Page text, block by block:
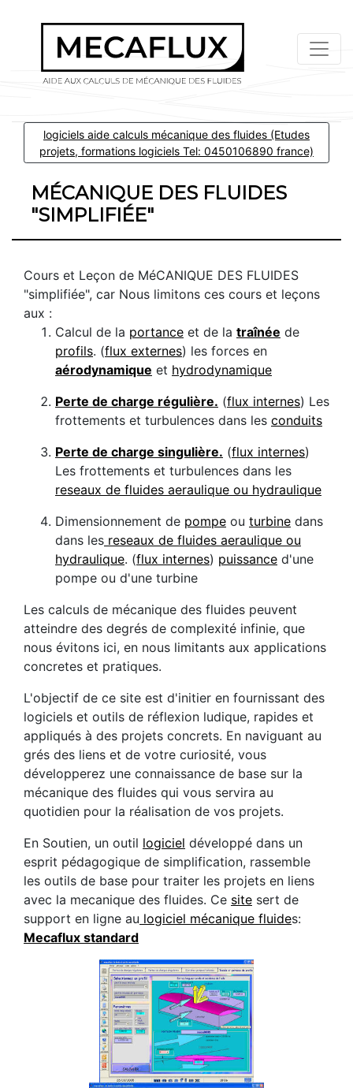
logiciels aide calculs mécanique des fluides (Etudes
projets, formations logiciels Tel: 0450106890 france)
MÉCANIQUE DES FLUIDES
"SIMPLIFIÉE"
Cours et Leçon de MéCANIQUE DES FLUIDES
"simplifiée", car Nous limitons ces cours et leçons
aux :
Calcul de la portance et de la traînée de
profils. (flux externes) les forces en
aérodynamique et hydrodynamique
Perte de charge régulière. (flux internes) Les
frottements et turbulences dans les conduits
Perte de charge singulière. (flux internes)
Les frottements et turbulences dans les
reseaux de fluides aeraulique ou hydraulique
Dimensionnement de pompe ou turbine dans
dans les reseaux de fluides aeraulique ou
hydraulique. (flux internes) puissance d'une
pompe ou d'une turbine
Les calculs de mécanique des fluides peuvent
atteindre des degrés de complexité infinie, que
nous évitons ici, en nous limitants aux applications
concretes et pratiques.
L'objectif de ce site est d'initier en fournissant des
logiciels et outils de réflexion ludique, rapides et
appliqués à des projets concrets. En naviguant au
grés des liens et de votre curiosité, vous
développerez une connaissance de base sur la
mécanique des fluides qui vous servira au
quotidien pour la réalisation de vos projets.
En Soutien, un outil logiciel développé dans un
esprit pédagogique de simplification, rassemble
les outils de base pour traiter les projets en liens
avec la mecanique des fluides. Ce site sert de
support en ligne au logiciel mécanique fluides:
Mecaflux standard